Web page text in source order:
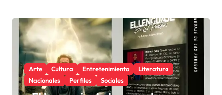
Arte Cultura Entretenimiento
Literatura
Nacionales
Perfiles Sociales